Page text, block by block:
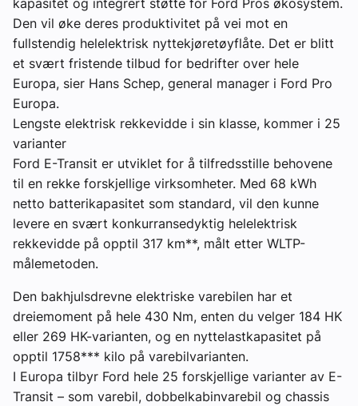
kapasitet og integrert støtte for Ford Pros økosystem.
Den vil øke deres produktivitet på vei mot en
fullstendig helelektrisk nyttekjøretøyflåte. Det er blitt
et svært fristende tilbud for bedrifter over hele
Europa, sier Hans Schep, general manager i Ford Pro
Europa.
Lengste elektrisk rekkevidde i sin klasse, kommer i 25
varianter
Ford E-Transit er utviklet for å tilfredsstille behovene
til en rekke forskjellige virksomheter. Med 68 kWh
netto batterikapasitet som standard, vil den kunne
levere en svært konkurransedyktig helelektrisk
rekkevidde på opptil 317 km**, målt etter WLTP-
målemetoden.
Den bakhjulsdrevne elektriske varebilen har et
dreiemoment på hele 430 Nm, enten du velger 184 HK
eller 269 HK-varianten, og en nyttelastkapasitet på
opptil 1758*** kilo på varebilvarianten.
I Europa tilbyr Ford hele 25 forskjellige varianter av E-
Transit – som varebil, dobbelkabinvarebil og chassis